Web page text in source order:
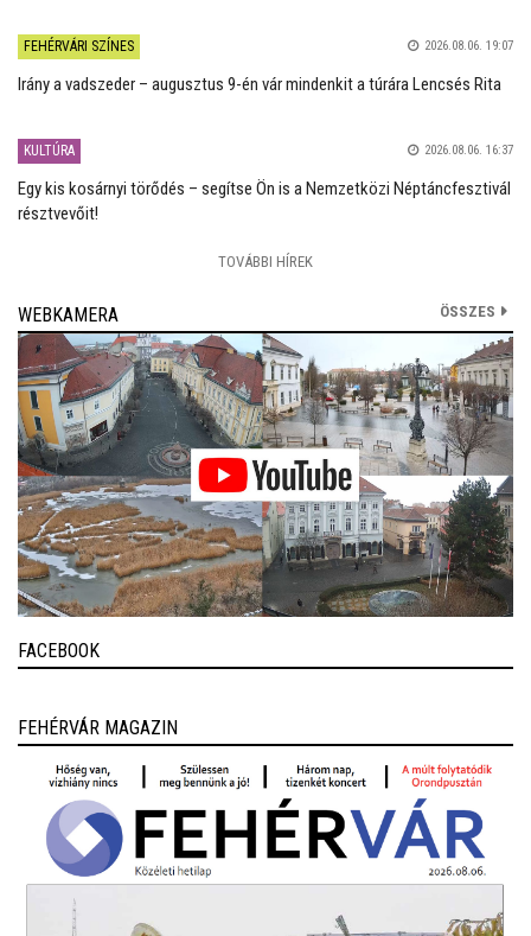
FEHÉRVÁRI SZÍNES 2026.08.06. 19:07
Irány a vadszeder – augusztus 9-én vár mindenkit a túrára Lencsés Rita
KULTÚRA 2026.08.06. 16:37
Egy kis kosárnyi törődés – segítse Ön is a Nemzetközi Néptáncfesztivál
résztvevőit!
TOVÁBBI HÍREK
WEBKAMERA ÖSSZES
FACEBOOK
FEHÉRVÁR MAGAZIN